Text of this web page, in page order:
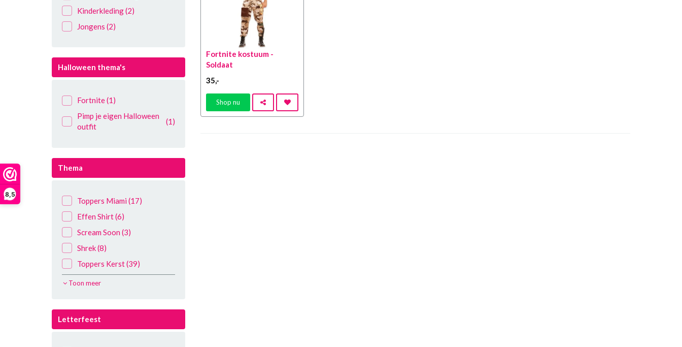
8,5
Kinderkleding(2)
Jongens (2)
Halloween thema's
Fortnite(1)
Pimp je eigen Halloween
outfit
(1)
Thema
Toppers Miami (17)
Effen Shirt(6)
Scream Soon (3)
Shrek(8)
Toppers Kerst(39)
Apres ski(76)
Toon meer
Letterfeest
Fortnite kostuum -
Soldaat
35,-
Shop nu